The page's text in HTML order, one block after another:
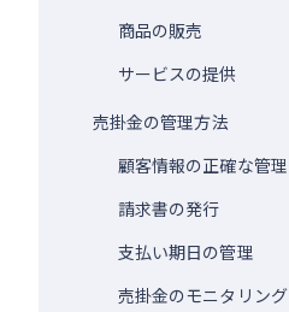
商品の販売
サービスの提供
売掛金の管理方法
顧客情報の正確な管理
請求書の発行
支払い期日の管理
売掛金のモニタリング